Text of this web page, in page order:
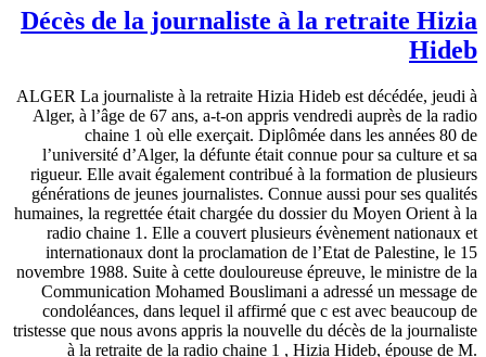
Décès de la journaliste à la retraite Hizia
Hideb
ALGER La journaliste à la retraite Hizia Hideb est décédée, jeudi à
Alger, à l’âge de 67 ans, a-t-on appris vendredi auprès de la radio
chaine 1 où elle exerçait. Diplômée dans les années 80 de
l’université d’Alger, la défunte était connue pour sa culture et sa
rigueur. Elle avait également contribué à la formation de plusieurs
générations de jeunes journalistes. Connue aussi pour ses qualités
humaines, la regrettée était chargée du dossier du Moyen Orient à la
radio chaine 1. Elle a couvert plusieurs évènement nationaux et
internationaux dont la proclamation de l’Etat de Palestine, le 15
novembre 1988. Suite à cette douloureuse épreuve, le ministre de la
Communication Mohamed Bouslimani a adressé un message de
condoléances, dans lequel il affirmé que c est avec beaucoup de
tristesse que nous avons appris la nouvelle du décès de la journaliste
à la retraite de la radio chaine 1 , Hizia Hideb, épouse de M.